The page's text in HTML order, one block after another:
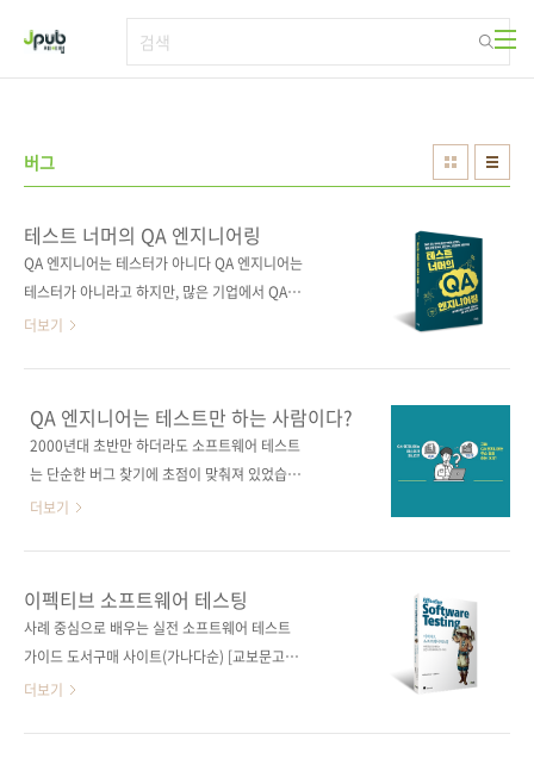
버그
테스트 너머의 QA 엔지니어링
QA 엔지니어는 테스터가 아니다 QA 엔지니어는
테스터가 아니라고 하지만, 많은 기업에서 QA
엔지니어들은 테스터처럼 일하고 있다. 이 책은
니어로서 성장하기 위해 필요한 마인드셋과 나
아가야 할 방향을 제시한다. 여기에 더해 부록으
로 QA 엔지니어들이 실무에서 활용할 수 있는
도구, 테스터와 QA 엔지니어를 위한 커뮤니티도
소개한다. 직무에 확신이 들지 않아 고민인 QA
다. 도서구매 사이트(가나다순) [교보문고] [도서
11번가] [알라딘] [예스이십사] [인터파크] [쿠
팡] 전자책 구매 사이트(가나다순) [..
더보기
QA 엔지니어는 테스트만 하는 사람이다?
2000년대 초반만 하더라도 소프트웨어 테스트
는 단순한 버그 찾기에 초점이 맞춰져 있었습니
다. 하지만 이제 QA 엔지니어의 역할은 테스트
시대적 변화에 맞춰 QA 엔지니어의 길잡이가 되
어줄 책이 이제 곧 출간됩니다. “QA 엔지니어는
테스터가 아니다.” 이 책의 핵심 메시지 중 하나
'버그를 찾는 사람'으로 인식하는 경우가 많지만,
이 책은 QA 엔지니어가 테스트를 뛰어넘어 품질
더보기
이펙티브 소프트웨어 테스팅
사례 중심으로 배우는 실전 소프트웨어 테스트
가이드 도서구매 사이트(가나다순) [교보문고]
[도서11번가] [알라딘] [예스이십사] [인터파크]
더보기